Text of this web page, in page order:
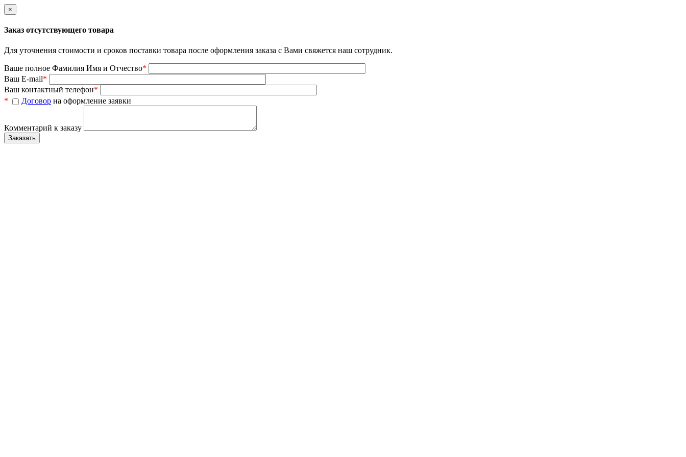
×
Заказ отсутствующего товара
Для уточнения стоимости и сроков поставки товара после оформления заказа с Вами свяжется наш сотрудник.
Ваше полное Фамилия Имя и Отчество*
Ваш E-mail*
Ваш контактный телефон*
*
Договор на оформление заявки
Комментарий к заказу